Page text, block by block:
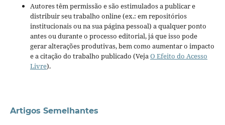
Autores têm permissão e são estimulados a publicar e
distribuir seu trabalho online (ex.: em repositórios
institucionais ou na sua página pessoal) a qualquer ponto
antes ou durante o processo editorial, já que isso pode
gerar alterações produtivas, bem como aumentar o impacto
e a citação do trabalho publicado (VejaO Efeito do Acesso
Livre).
Artigos Semelhantes